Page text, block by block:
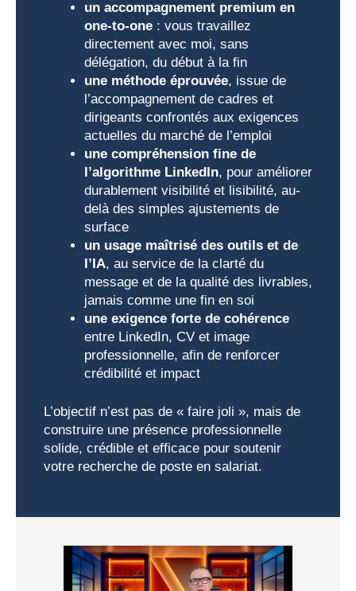
un accompagnement premium en
one-to-one : vous travaillez
directement avec moi, sans
délégation, du début à la fin
une méthode éprouvée, issue de
l’accompagnement de cadres et
dirigeants confrontés aux exigences
actuelles du marché de l’emploi
une compréhension fine de
l’algorithme LinkedIn, pour améliorer
durablement visibilité et lisibilité, au-
delà des simples ajustements de
surface
un usage maîtrisé des outils et de
l’IA, au service de la clarté du
message et de la qualité des livrables,
jamais comme une fin en soi
une exigence forte de cohérence
entre LinkedIn, CV et image
professionnelle, afin de renforcer
crédibilité et impact
L’objectif n’est pas de « faire joli », mais de
construire une présence professionnelle
solide, crédible et efficace pour soutenir
votre recherche de poste en salariat.